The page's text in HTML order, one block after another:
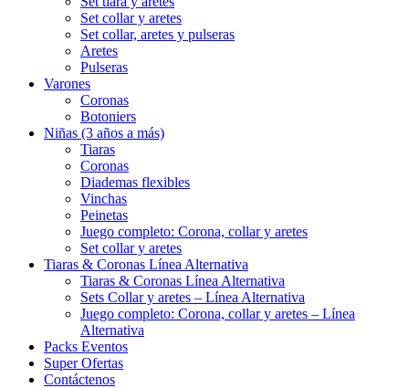
Set collar y aretes
Set collar, aretes y pulseras
Aretes
Pulseras
Varones
Coronas
Botoniers
Niñas (3 años a más)
Tiaras
Coronas
Diademas flexibles
Vinchas
Peinetas
Juego completo: Corona, collar y aretes
Set collar y aretes
Tiaras & Coronas Línea Alternativa
Tiaras & Coronas Línea Alternativa
Sets Collar y aretes – Línea Alternativa
Juego completo: Corona, collar y aretes – Línea
Alternativa
Packs Eventos
Super Ofertas
Contáctenos